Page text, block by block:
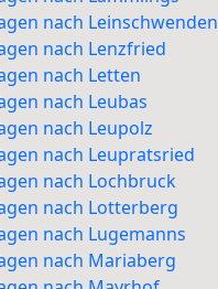
nach Leinschwenden
nach Lenzfried
nach Letten
nach Leubas
nach Leupolz
nach Leupratsried
nach Lochbruck
nach Lotterberg
nach Lugemanns
nach Mariaberg